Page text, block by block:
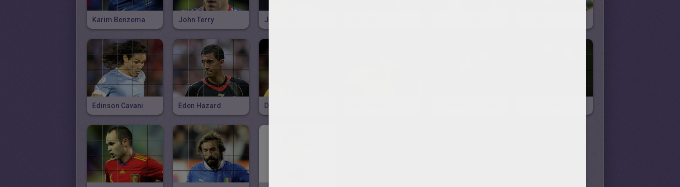
Karim Benzema John Terry James Rodriguez
Edinson Cavani Eden Hazard David Luiz